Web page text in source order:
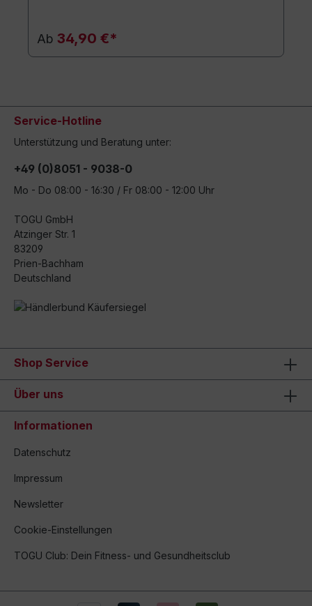
Ab 34,90 €*
Service-Hotline
Unterstützung und Beratung unter:
+49 (0)8051 - 9038-0
Mo - Do 08:00 - 16:30 / Fr 08:00 - 12:00 Uhr
TOGU GmbH
Atzinger Str. 1
83209
Prien-Bachham
Deutschland
Shop Service
Über uns
Informationen
Datenschutz
Impressum
Newsletter
Cookie-Einstellungen
TOGU Club: Dein Fitness- und Gesundheitsclub